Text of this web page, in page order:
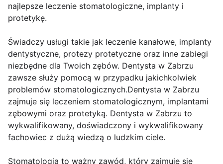
najlepsze leczenie stomatologiczne, implanty i
protetykę.
Świadczy usługi takie jak leczenie kanałowe, implanty
dentystyczne, protezy protetyczne oraz inne zabiegi
niezbędne dla Twoich zębów. Dentysta w Zabrzu
zawsze służy pomocą w przypadku jakichkolwiek
problemów stomatologicznych.Dentysta w Zabrzu
zajmuje się leczeniem stomatologicznym, implantami
zębowymi oraz protetyką. Dentysta w Zabrzu to
wykwalifikowany, doświadczony i wykwalifikowany
fachowiec z dużą wiedzą o ludzkim ciele.
Stomatologia to ważny zawód, który zajmuje się